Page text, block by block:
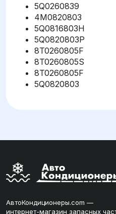
5Q0260839
4M0820803
5Q0816803H
5Q0820803P
8T0260805F
8T0260805S
8T0260805F
5Q0820803
АвтоКондиционеры.com —
интернет-магазин запасных